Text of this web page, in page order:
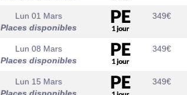
Lun 01 Mars
Places disponibles
349€
Lun 08 Mars
Places disponibles
349€
Lun 15 Mars
349€